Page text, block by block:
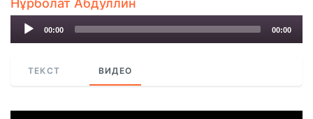
Audio
00:00 00:00
ТЕКСТ ВИДЕО